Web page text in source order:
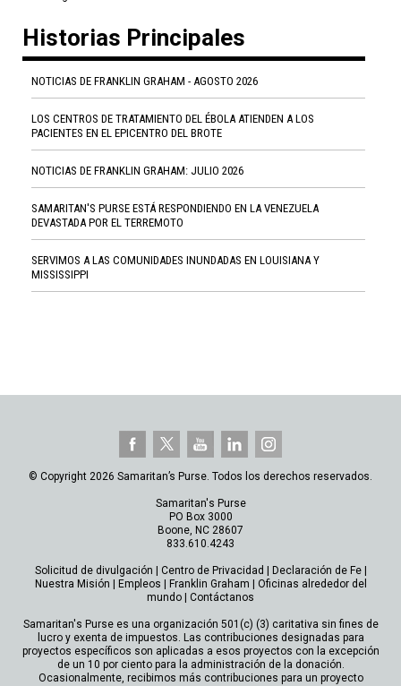
Historias Principales
NOTICIAS DE FRANKLIN GRAHAM - AGOSTO 2026
LOS CENTROS DE TRATAMIENTO DEL ÉBOLA ATIENDEN A LOS
PACIENTES EN EL EPICENTRO DEL BROTE
NOTICIAS DE FRANKLIN GRAHAM: JULIO 2026
SAMARITAN'S PURSE ESTÁ RESPONDIENDO EN LA VENEZUELA
DEVASTADA POR EL TERREMOTO
SERVIMOS A LAS COMUNIDADES INUNDADAS EN LOUISIANA Y
MISSISSIPPI
© Copyright 2026 Samaritan’s Purse. Todos los derechos reservados.
Samaritan's Purse
PO Box 3000
Boone, NC 28607
833.610.4243
Solicitud de divulgación Centro de Privacidad Declaración de Fe|
Nuestra Misión
Empleos Franklin Graham
Oficinas alrededor del
mundo
Contáctanos
Samaritan's Purse es una organización 501(c) (3) caritativa sin fines de
lucro y exenta de impuestos. Las contribuciones designadas para
proyectos específicos son aplicadas a esos proyectos con la excepción
de un 10 por ciento para la administración de la donación.
Ocasionalmente, recibimos más contribuciones para un proyecto